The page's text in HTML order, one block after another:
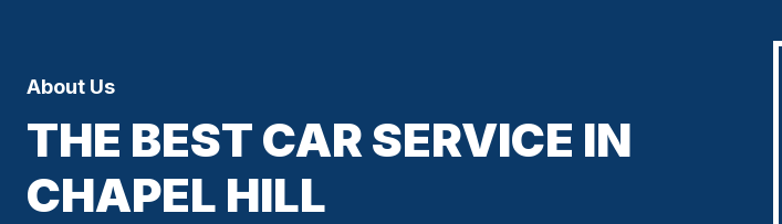
About Us
THE BEST CAR SERVICE IN
CHAPEL HILL